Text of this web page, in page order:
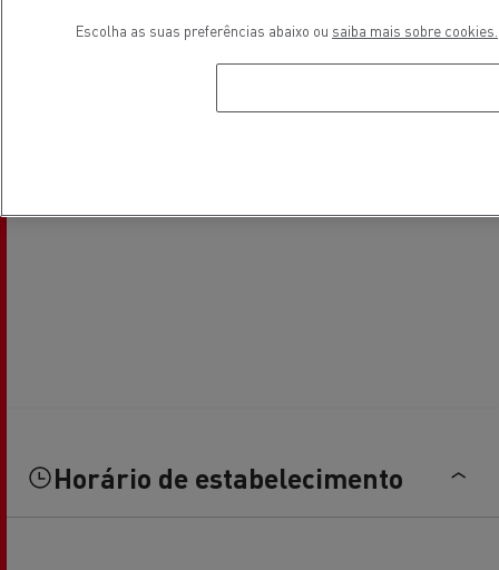
Horário de estabelecimento
Escolha as suas preferências abaixo ou saiba mais sobre cookies.